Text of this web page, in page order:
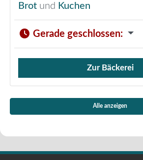
Brot und Kuchen
Gerade geschlossen:
Verkauf von Brötchen,
Zur Bäckerei
Alle anzeigen